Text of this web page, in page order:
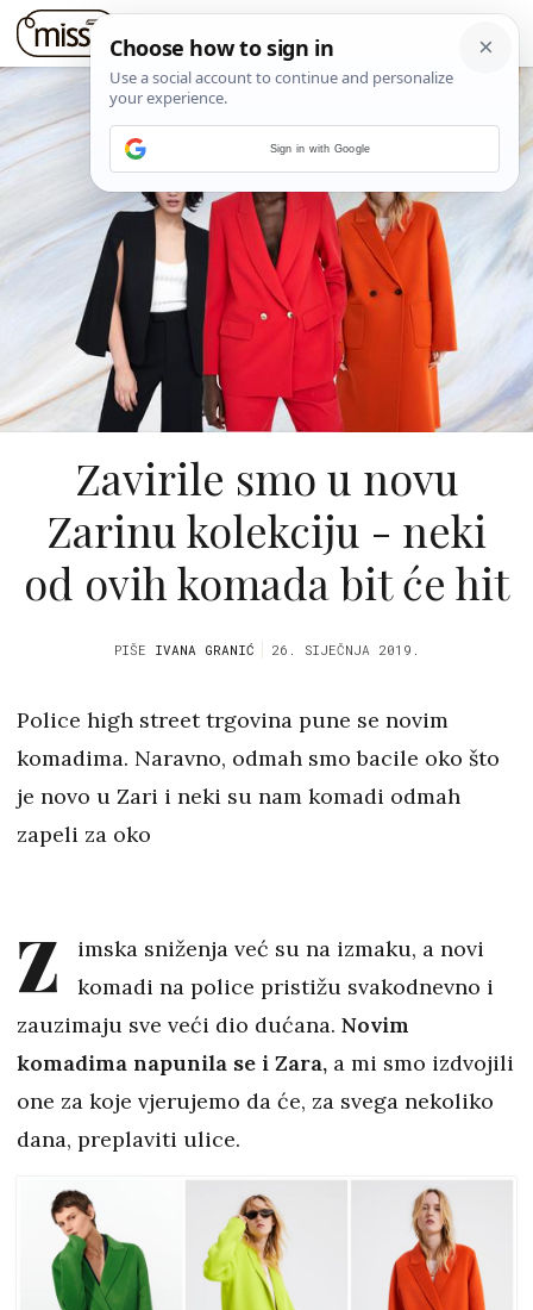
Zavirile smo u novu
Zarinu kolekciju - neki
od ovih komada bit će hit
PIŠE IVANA GRANIĆ 26. SIJEČNJA 2019.
Police high street trgovina pune se novim
komadima. Naravno, odmah smo bacile oko što
je novo u Zari i neki su nam komadi odmah
zapeli za oko
Z
imska sniženja već su na izmaku, a novi
komadi na police pristižu svakodnevno i
zauzimaju sve veći dio dućana. Novim
komadima napunila se i Zara, a mi smo izdvojili
one za koje vjerujemo da će, za svega nekoliko
dana, preplaviti ulice.
Sign in with Google